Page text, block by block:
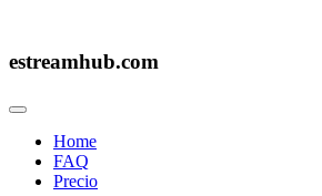
estreamhub.com
Home
FAQ
Precio